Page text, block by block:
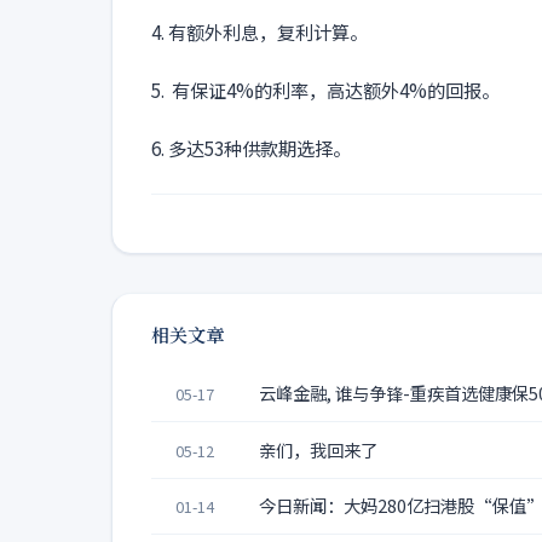
4. 有额外利息，复利计算。
5. 有保证4%的利率，高达额外4%的回报。
6. 多达53种供款期选择。
相关文章
05-17 云峰金融, 谁与争锋-重疾首选健康保
05-12 亲们，我回来了
01-14 今日新闻：大妈280亿扫港股“保值